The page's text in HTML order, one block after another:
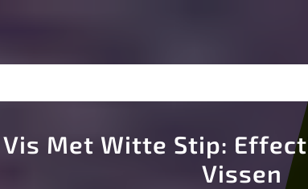
Met Witte Stip:
Vissen